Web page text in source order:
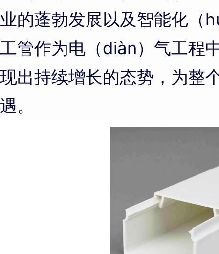
业的蓬勃发展以及智能化（
工管作为电（diàn）气工程
现出持续增长的态势，为整
遇。